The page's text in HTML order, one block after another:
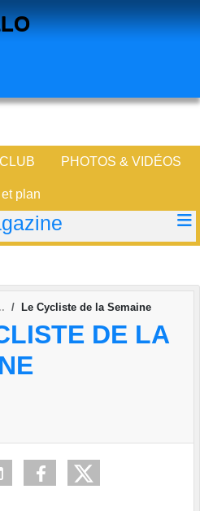
PHOTOS & VIDÉOS
plan
Le Cycliste de la Semaine
DE LA